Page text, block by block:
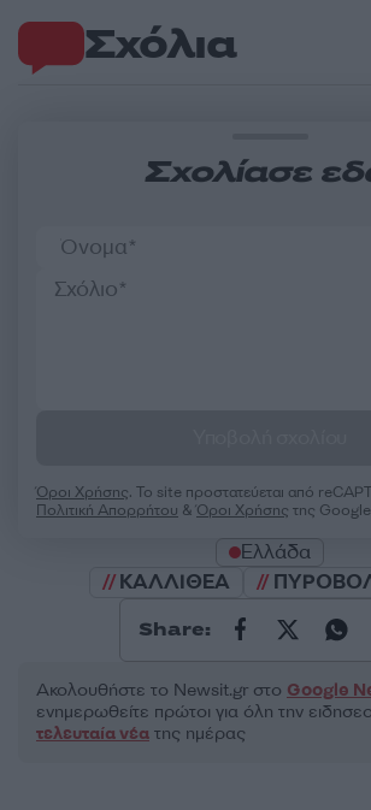
Σχόλια
Σχολίασε
Όροι Χρήσης. Το site προστατεύεται από
Πολιτική Απορρήτου &Όροι Χρήσης της
Ελλάδα
ΚΑΛΛΙΘΕΑ
Share:
Ακολουθήστε το Νewsit.gr στο Google
ενημερωθείτε πρώτοι για όλη την
τελευταία νέα της ημέρας